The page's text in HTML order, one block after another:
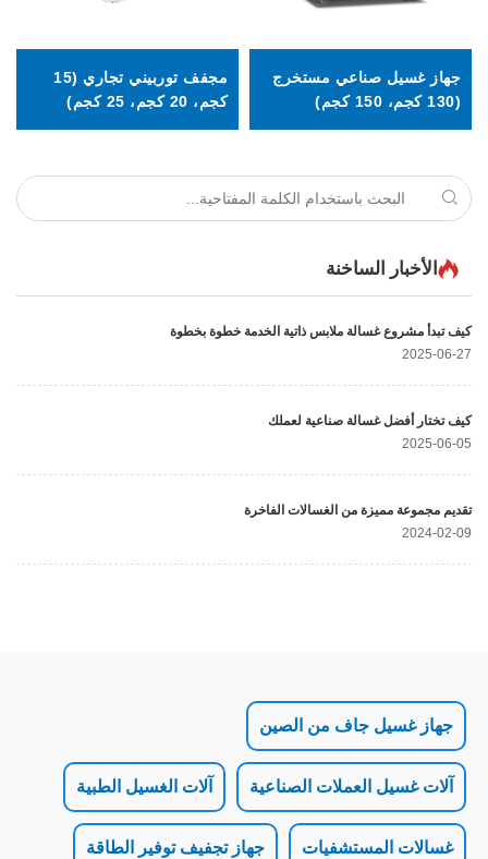
صناعي مستخرج
مجفف توربيني تجاري (15
كجم، 20 كجم، 25 كجم)
جهاز غسيل
الساخنة
ملابس ذاتية الخدمة خطوة بخطوة
صناعية لعملك
من الغسالات الفاخرة
جاف من الصين
العملات الصناعية آلات الغسيل الطبية
جهاز تجفيف توفير الطاقة